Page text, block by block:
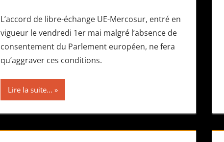
L’accord de libre-échange UE-Mercosur, entré en
vigueur le vendredi 1er mai malgré l’absence de
consentement du Parlement européen, ne fera
qu’aggraver ces conditions.
Lire la suite...